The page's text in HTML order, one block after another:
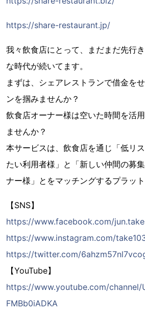
https://share-restaurant.jp/
我々飲食店にとって、まだまだ先行
な時代が続いてます。
まずは、シェアレストランで借金を
ンを掴みませんか？
飲食店オーナー様は空いた時間を活
ませんか？
本サービスは、飲食店を通じ「低リ
たい利用者様」と「新しい仲間の募
ナー様」とをマッチングするプラット
【SNS】
https://www.facebook.com/
https://www.instagram.com/
https://twitter.com/
【YouTube】
https://www.youtube.com/channel/
FMBb0iADKA